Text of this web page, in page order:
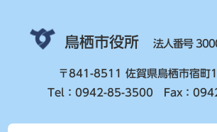
鳥栖市役所 法人番号
〒841-8511 佐賀県鳥栖市宿町
Tel：0942-85-3500 Fax：